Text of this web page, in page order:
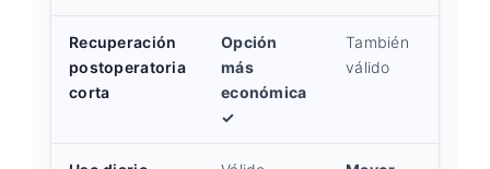
Recuperación
postoperatoria
corta
Opción
más
económica
✓
También
válido